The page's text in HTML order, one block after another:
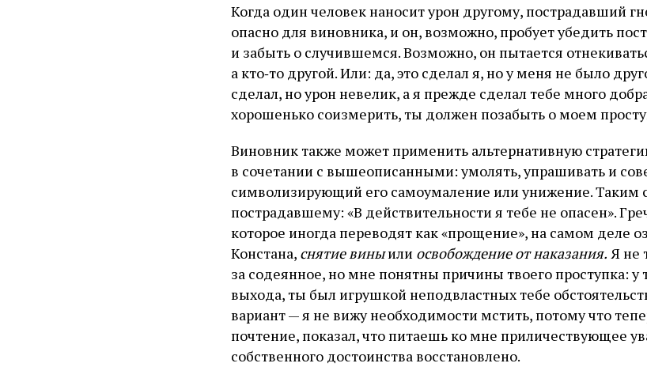
Когда один человек наносит урон другому, пострадавший
опасно для виновника, и он, возможно, пробует убедить
и забыть о случившемся. Возможно, он пытается
а кто‑то другой. Или: да, это сделал я, но у меня не было
сделал, но урон невелик, а я прежде сделал тебе много
хорошенько соизмерить, ты должен позабыть о моем
Виновник также может применить альтернативную
в сочетании с вышеописанными: умолять, упрашивать и
символизирующий его самоумаление или унижение. Таким
пострадавшему: «В действительности я тебе не опасен».
которое иногда переводят как «прощение», на самом деле
Констана, снятие виныили освобождение от наказания. Я не
за содеянное, но мне понятны причины твоего проступка: у
выхода, ты был игрушкой неподвластных тебе
вариант — я не вижу необходимости мстить, потому что
почтение, показал, что питаешь ко мне приличествующее
собственного достоинства восстановлено.